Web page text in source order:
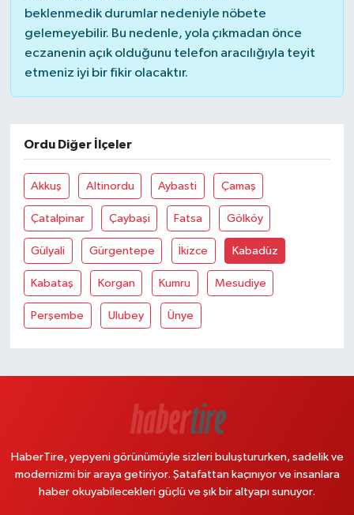
beklenmedik durumlar nedeniyle nöbete
gelemeyebilir. Bu nedenle, yola çıkmadan önce
eczanenin açık olduğunu telefon aracılığıyla teyit
etmeniz iyi bir fikir olacaktır.
Ordu Diğer İlçeler
Akkuş Altinordu Aybasti Çamaş
Çatalpinar Çaybaşi Fatsa Gölköy
Gülyali Gürgentepe İkizce Kabadüz
Kabataş Korgan Kumru Mesudiye
Perşembe Ulubey Ünye
HaberTire, yepyeni görünümüyle sizleri buluştururken, sadelik ve
modernizmi bir araya getiriyor. Şatafattan kaçınıyor ve insanlara
haber okuyabilecekleri güçlü ve şık bir altyapı sunuyor.